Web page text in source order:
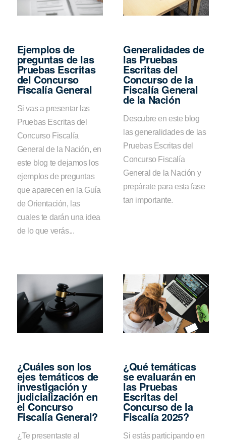
Ejemplos de
preguntas de las
Pruebas Escritas
del Concurso
Fiscalía General
Si vas a presentar las
Pruebas Escritas del
Concurso Fiscalía
General de la Nación, en
este blog te dejamos los
ejemplos de preguntas
que aparecen en la Guía
de Orientación, las
cuales te darán una idea
de lo que verás...
Generalidades de
las Pruebas
Escritas del
Concurso de la
Fiscalía General
de la Nación
Descubre en este blog
las generalidades de las
Pruebas Escritas del
Concurso Fiscalía
General de la Nación y
prepárate para esta fase
tan importante.
¿Cuáles son los
ejes temáticos de
investigación y
judicialización en
el Concurso
Fiscalía General?
¿Te presentaste al
¿Qué temáticas
se evaluarán en
las Pruebas
Escritas del
Concurso de la
Fiscalía 2025?
Si estás participando en